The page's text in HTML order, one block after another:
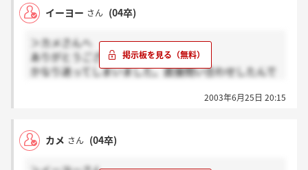
イーヨー さん (04卒)
＞カメさんへ
ありがとうございます。
かなり迷ってしまいました。直接問い合わせしたんで
店舗見学楽しみです、がんばりましょう☆2003年6月25日 20:15
カメ さん (04卒)